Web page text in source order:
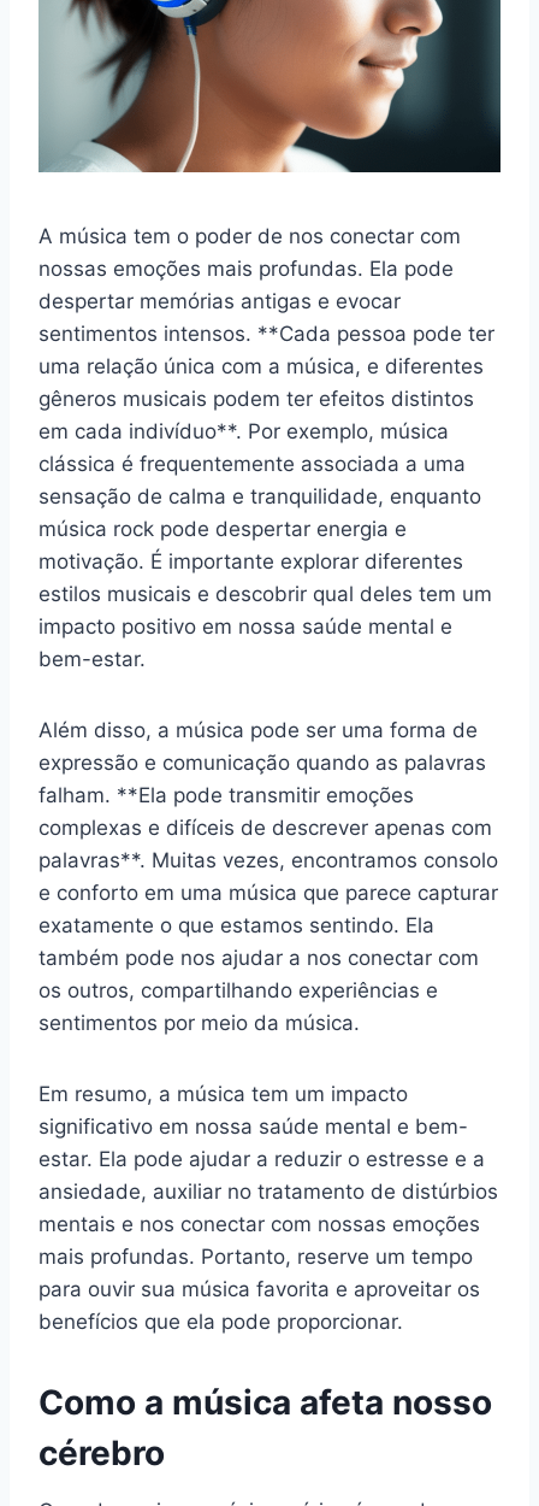
A música tem o poder de nos conectar com
nossas emoções mais profundas. Ela pode
despertar memórias antigas e evocar
sentimentos intensos. **Cada pessoa pode ter
uma relação única com a música, e diferentes
gêneros musicais podem ter efeitos distintos
em cada indivíduo**. Por exemplo, música
clássica é frequentemente associada a uma
sensação de calma e tranquilidade, enquanto
música rock pode despertar energia e
motivação. É importante explorar diferentes
estilos musicais e descobrir qual deles tem um
impacto positivo em nossa saúde mental e
bem-estar.
Além disso, a música pode ser uma forma de
expressão e comunicação quando as palavras
falham. **Ela pode transmitir emoções
complexas e difíceis de descrever apenas com
palavras**. Muitas vezes, encontramos consolo
e conforto em uma música que parece capturar
exatamente o que estamos sentindo. Ela
também pode nos ajudar a nos conectar com
os outros, compartilhando experiências e
sentimentos por meio da música.
Em resumo, a música tem um impacto
significativo em nossa saúde mental e bem-
estar. Ela pode ajudar a reduzir o estresse e a
ansiedade, auxiliar no tratamento de distúrbios
mentais e nos conectar com nossas emoções
mais profundas. Portanto, reserve um tempo
para ouvir sua música favorita e aproveitar os
benefícios que ela pode proporcionar.
Como a música afeta nosso
cérebro